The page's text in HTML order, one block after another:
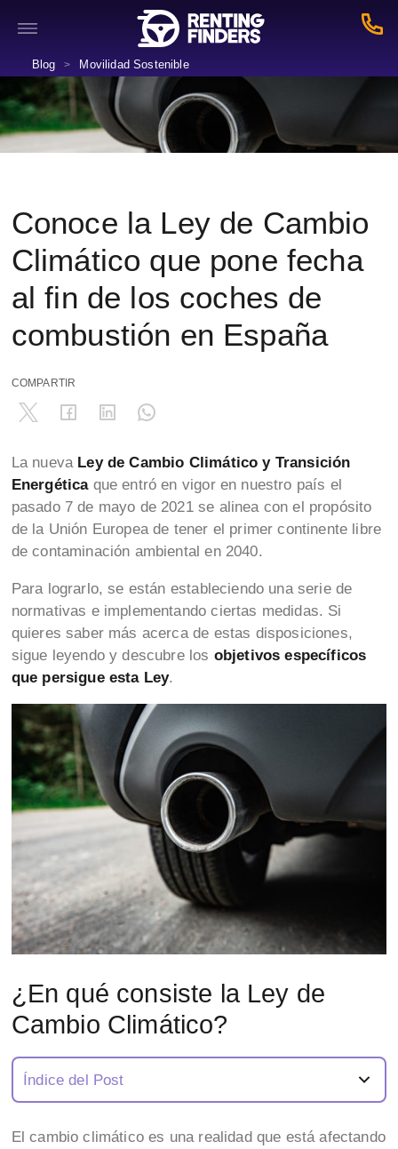
Blog > Movilidad Sostenible
Conoce la Ley de Cambio
Climático que pone fecha
al fin de los coches de
combustión en España
COMPARTIR
La nueva Ley de Cambio Climático y Transición
Energética que entró en vigor en nuestro país el
pasado 7 de mayo de 2021 se alinea con el propósito
de la Unión Europea de tener el primer continente libre
de contaminación ambiental en 2040.
Para lograrlo, se están estableciendo una serie de
normativas e implementando ciertas medidas. Si
quieres saber más acerca de estas disposiciones,
sigue leyendo y descubre los objetivos específicos
que persigue esta Ley.
¿En qué consiste la Ley de
Cambio Climático?
Índice del Post
El cambio climático es una realidad que está afectando